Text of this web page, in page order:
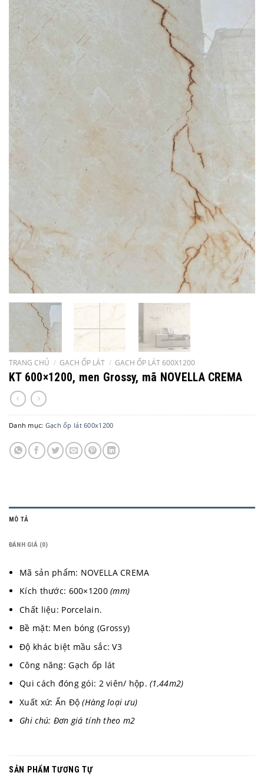
TRANG CHỦ / GẠCH ỐP LÁT / GẠCH ỐP LÁT 600X1200
KT 600×1200, men Grossy, mã NOVELLA CREMA
Danh mục: Gạch ốp lát 600x1200
MÔ TẢ
ĐÁNH GIÁ (0)
Mã sản phẩm: NOVELLA CREMA
Kích thước: 600×1200(mm)
Chất liệu: Porcelain.
Bề mặt: Men bóng (Grossy)
Độ khác biệt mầu sắc: V3
Công năng: Gạch ốp lát
Qui cách đóng gói: 2 viên/ hộp.(1,44m2)
Xuất xứ: Ấn Độ (Hàng loại ưu)
Ghi chú: Đơn giá tính theo m2
SẢN PHẨM TƯƠNG TỰ